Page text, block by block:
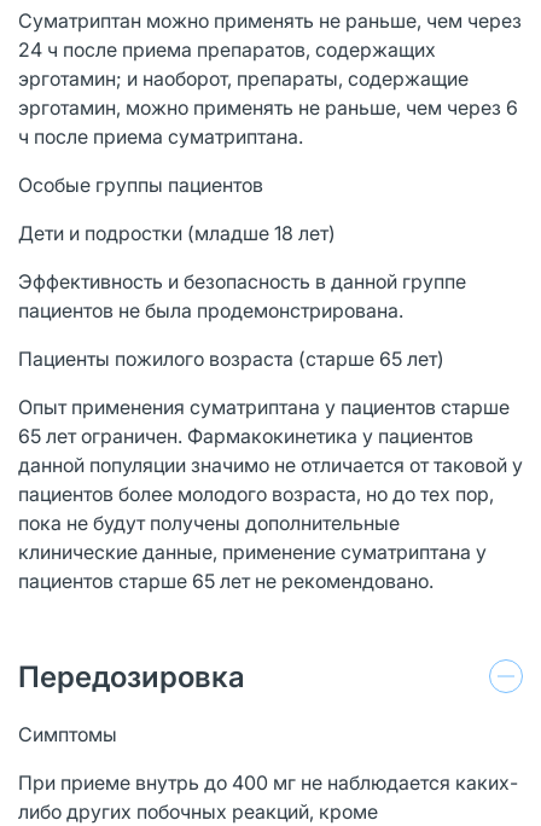
Суматриптан можно применять не раньше, чем через
24 ч после приема препаратов, содержащих
эрготамин; и наоборот, препараты, содержащие
эрготамин, можно применять не раньше, чем через 6
ч после приема суматриптана.
Особые группы пациентов
Дети и подростки (младше 18 лет)
Эффективность и безопасность в данной группе
пациентов не была продемонстрирована.
Пациенты пожилого возраста (старше 65 лет)
Опыт применения суматриптана у пациентов старше
65 лет ограничен. Фармакокинетика у пациентов
данной популяции значимо не отличается от таковой у
пациентов более молодого возраста, но до тех пор,
пока не будут получены дополнительные
клинические данные, применение суматриптана у
пациентов старше 65 лет не рекомендовано.
Передозировка
Симптомы
При приеме внутрь до 400 мг не наблюдается каких-
либо других побочных реакций, кроме